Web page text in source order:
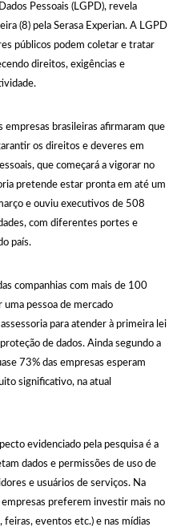
Pessoais (LGPD), revela
(8) pela Serasa Experian. A LGPD
públicos podem coletar e tratar
direitos, exigências e
empresas brasileiras afirmaram que
os direitos e deveres em
que começará a vigorar no
pretende estar pronta em até um
e ouviu executivos de 508
com diferentes portes e
país.
companhias com mais de 100
pessoa de mercado
para atender à primeira lei
de dados. Ainda segundo a
73% das empresas esperam
significativo, na atual
evidenciado pela pesquisa é a
dados e permissões de uso de
e usuários de serviços. Na
preferem investir mais no
feiras, eventos etc.) e nas mídias